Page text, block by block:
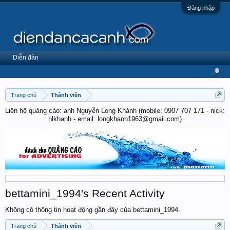
Đăng nhập
Trang chủ Thành viên
Liên hệ quảng cáo: anh Nguyễn Long Khánh (mobile: 0907 707 171 - nick:
nlkhanh - email: longkhanh1963@gmail.com)
bettamini_1994's Recent Activity
Không có thông tin hoạt động gần đây của bettamini_1994.
Trang chủ Thành viên
Diễn đàn